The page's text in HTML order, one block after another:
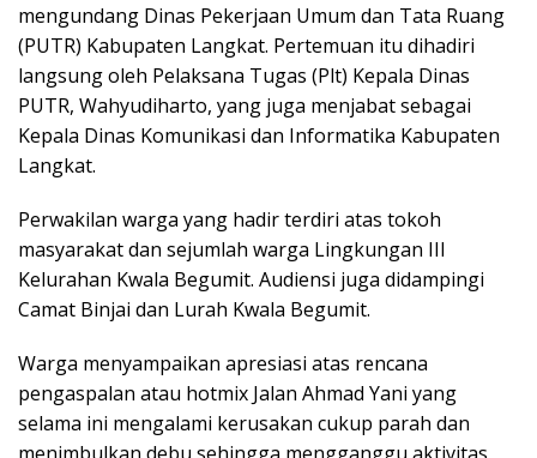
mengundang Dinas Pekerjaan Umum dan Tata Ruang
(PUTR) Kabupaten Langkat. Pertemuan itu dihadiri
langsung oleh Pelaksana Tugas (Plt) Kepala Dinas
PUTR, Wahyudiharto, yang juga menjabat sebagai
Kepala Dinas Komunikasi dan Informatika Kabupaten
Langkat.
Perwakilan warga yang hadir terdiri atas tokoh
masyarakat dan sejumlah warga Lingkungan III
Kelurahan Kwala Begumit. Audiensi juga didampingi
Camat Binjai dan Lurah Kwala Begumit.
Warga menyampaikan apresiasi atas rencana
pengaspalan atau hotmix Jalan Ahmad Yani yang
selama ini mengalami kerusakan cukup parah dan
menimbulkan debu sehingga mengganggu aktivitas